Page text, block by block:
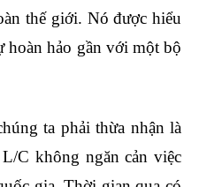
thế giới. Nó được hiểu
hoàn hảo gần với một bộ
ta phải thừa nhận là
C không ngăn cản việc